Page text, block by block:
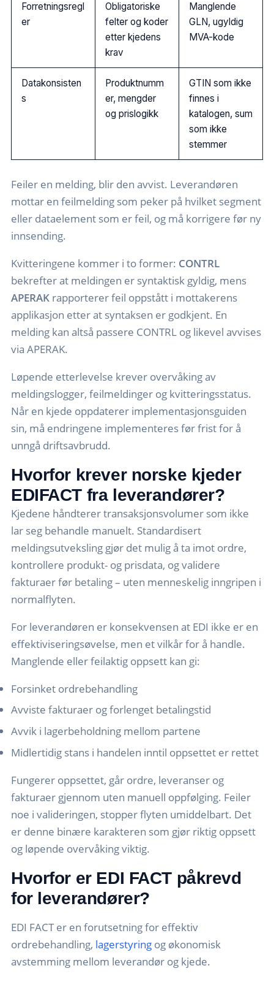
Forretningsregl
er
Obligatoriske
felter og koder
etter kjedens
krav
Manglende
GLN, ugyldig
MVA-kode
Datakonsisten
s
Produktnumm
er, mengder
og prislogikk
GTIN som ikke
finnes i
katalogen, sum
som ikke
stemmer
Feiler en melding, blir den avvist. Leverandøren
mottar en feilmelding som peker på hvilket segment
eller dataelement som er feil, og må korrigere før ny
innsending.
Kvitteringene kommer i to former: CONTRL
bekrefter at meldingen er syntaktisk gyldig, mens
APERAK rapporterer feil oppstått i mottakerens
applikasjon etter at syntaksen er godkjent. En
melding kan altså passere CONTRL og likevel avvises
via APERAK.
Løpende etterlevelse krever overvåking av
meldingslogger, feilmeldinger og kvitteringsstatus.
Når en kjede oppdaterer implementasjonsguiden
sin, må endringene implementeres før frist for å
unngå driftsavbrudd.
Hvorfor krever norske kjeder
EDIFACT fra leverandører?
Kjedene håndterer transaksjonsvolumer som ikke
lar seg behandle manuelt. Standardisert
meldingsutveksling gjør det mulig å ta imot ordre,
kontrollere produkt- og prisdata, og validere
fakturaer før betaling – uten menneskelig inngripen i
normalflyten.
For leverandøren er konsekvensen at EDI ikke er en
effektiviseringsøvelse, men et vilkår for å handle.
Manglende eller feilaktig oppsett kan gi:
Forsinket ordrebehandling
Avviste fakturaer og forlenget betalingstid
Avvik i lagerbeholdning mellom partene
Midlertidig stans i handelen inntil oppsettet er rettet
Fungerer oppsettet, går ordre, leveranser og
fakturaer gjennom uten manuell oppfølging. Feiler
noe i valideringen, stopper flyten umiddelbart. Det
er denne binære karakteren som gjør riktig oppsett
og løpende overvåking viktig.
Hvorfor er EDI FACT påkrevd
for leverandører?
EDI FACT er en forutsetning for effektiv
ordrebehandling, lagerstyring og økonomisk
avstemming mellom leverandør og kjede.